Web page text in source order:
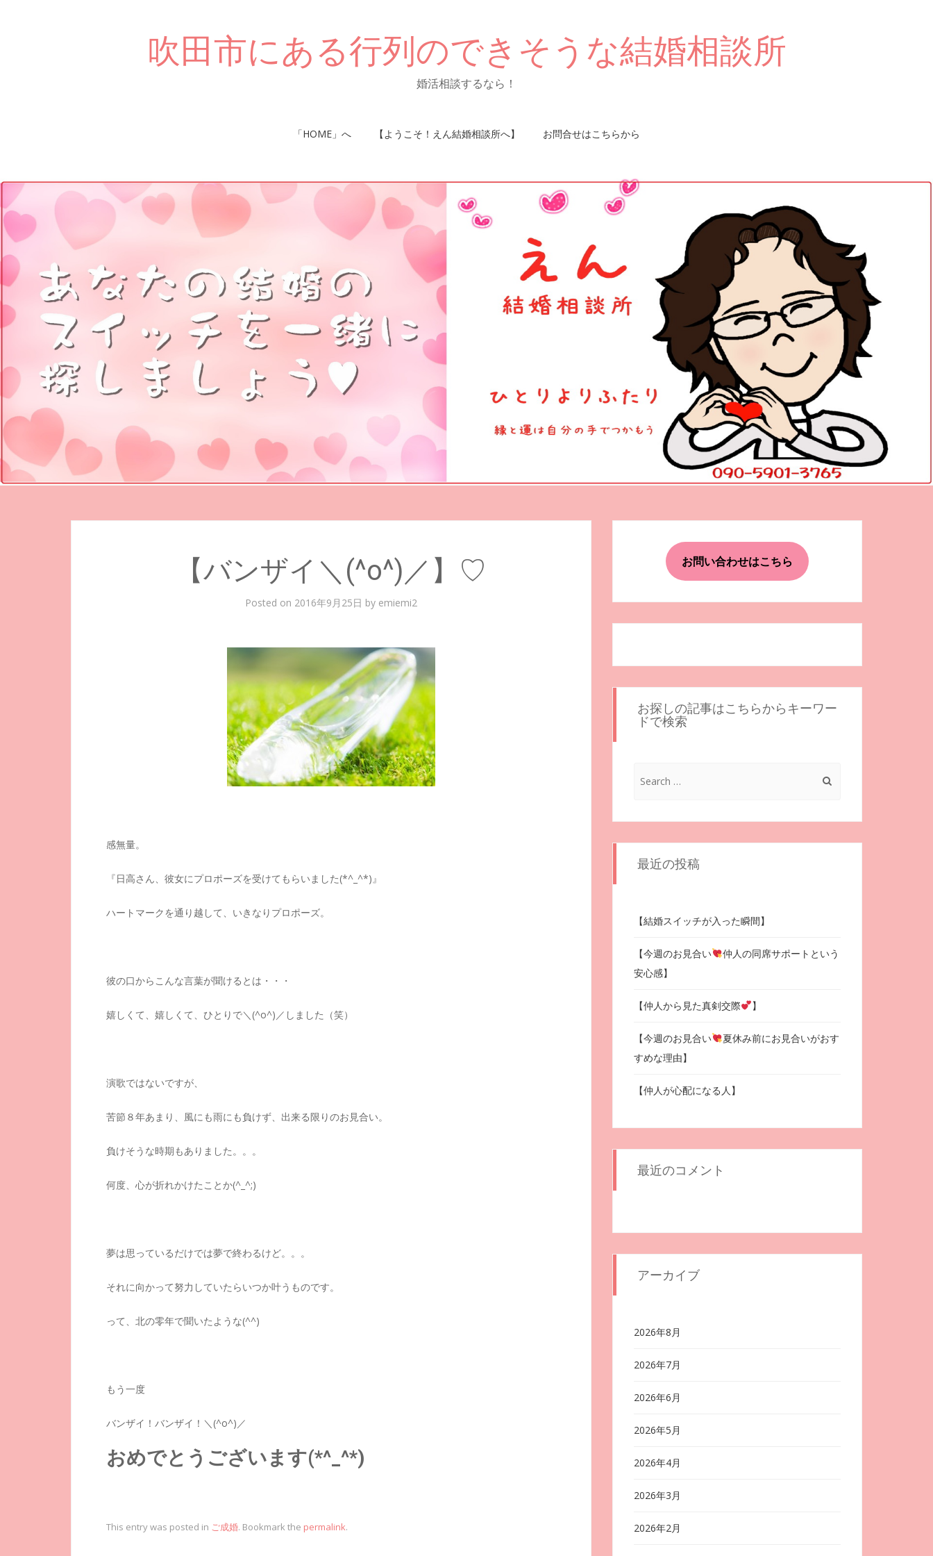
吹田市にある行列のできそうな結婚相談所
婚活相談するなら！
「HOME」へ 【ようこそ！えん結婚相談所へ】 お問合せはこちらから
【バンザイ＼(^o^)／】♡
Posted on 2016年9月25日 by emiemi2
感無量。
『日高さん、彼女にプロポーズを受けてもらいました(*^_^*)』
ハートマークを通り越して、いきなりプロポーズ。
彼の口からこんな言葉が聞けるとは・・・
嬉しくて、嬉しくて、ひとりで＼(^o^)／しました（笑）
演歌ではないですが、
苦節８年あまり、風にも雨にも負けず、出来る限りのお見合い。
負けそうな時期もありました。。。
何度、心が折れかけたことか(^_^;)
夢は思っているだけでは夢で終わるけど。。。
それに向かって努力していたらいつか叶うものです。
って、北の零年で聞いたような(^^)
もう一度
バンザイ！バンザイ！＼(^o^)／
おめでとうございます(*^_^*)
This entry was posted in ご成婚. Bookmark the permalink.
お問い合わせはこちら
お探しの記事はこちらからキーワー
ドで検索
最近の投稿
【結婚スイッチが入った瞬間】
【今週のお見合い
仲人の同席サポートという
安心感】
【仲人から見た真剣交際 】
【今週のお見合い
夏休み前にお見合いがおす
すめな理由】
【仲人が心配になる人】
最近のコメント
アーカイブ
2026年8月
2026年7月
2026年6月
2026年5月
2026年4月
2026年3月
2026年2月